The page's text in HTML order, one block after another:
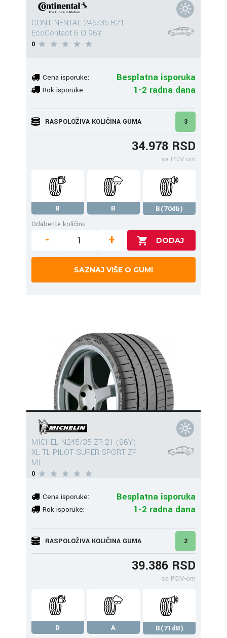
CONTINENTAL 245/35 R21
EcoContact 6 Q 96Y
0
Cena isporuke: Besplatna isporuka
Rok isporuke: 1-2 radna dana
RASPOLOŽIVA KOLIČINA GUMA 3
34.978 RSD
sa PDV-om
B B
B(70db)
Odaberite količinu
- +
SAZNAJ VIŠE O GUMI
MICHELIN245/35 ZR 21 (96Y)
XL TL PILOT SUPER SPORT ZP
MI
0
Cena isporuke: Besplatna isporuka
Rok isporuke: 1-2 radna dana
RASPOLOŽIVA KOLIČINA GUMA 2
39.386 RSD
sa PDV-om
D A
B(71dB)